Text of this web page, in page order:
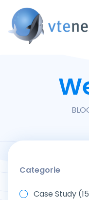
Categorie
Case Study